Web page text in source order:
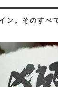
ン。そのすべ